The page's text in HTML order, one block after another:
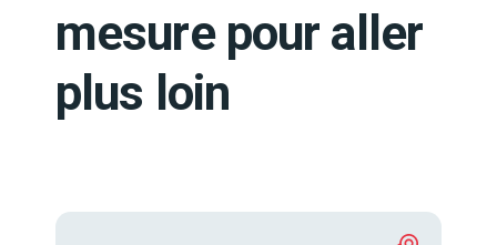
mesure pour aller
plus loin